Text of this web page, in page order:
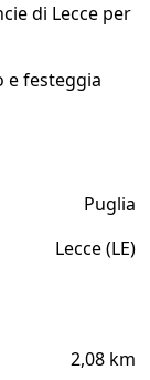
di Lecce per
e festeggia
Puglia
Lecce (LE)
2,08 km